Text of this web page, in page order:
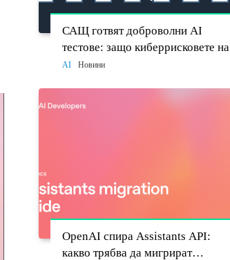
САЩ готвят доброволни AI
тестове: защо киберрисковете на
моделите стават политически
AI Новини
OpenAI спира Assistants API:
какво трябва да мигрират